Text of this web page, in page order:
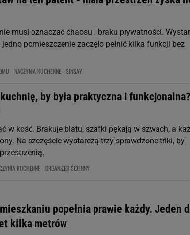
musi oznaczać chaosu i braku prywatności.
pomieszczenie zaczęło pełnić kilka funkcji bez
NACZYNIA KUCHENNE SINSAY
by była praktyczna i
w kość. Brakuje blatu, szafki pękają w szwach, a
Na szczęście wystarczą trzy sprawdzone triki, by
KUCHENNE ORGANIZER ŚCIENNY
mieszkaniu popełnia prawie każdy. Jeden
kilka metrów